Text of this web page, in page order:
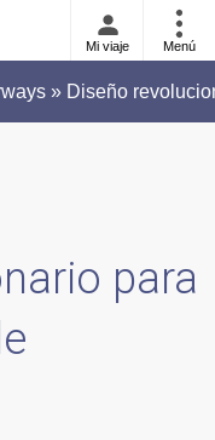
Mi viaje Menú
» Diseño
para